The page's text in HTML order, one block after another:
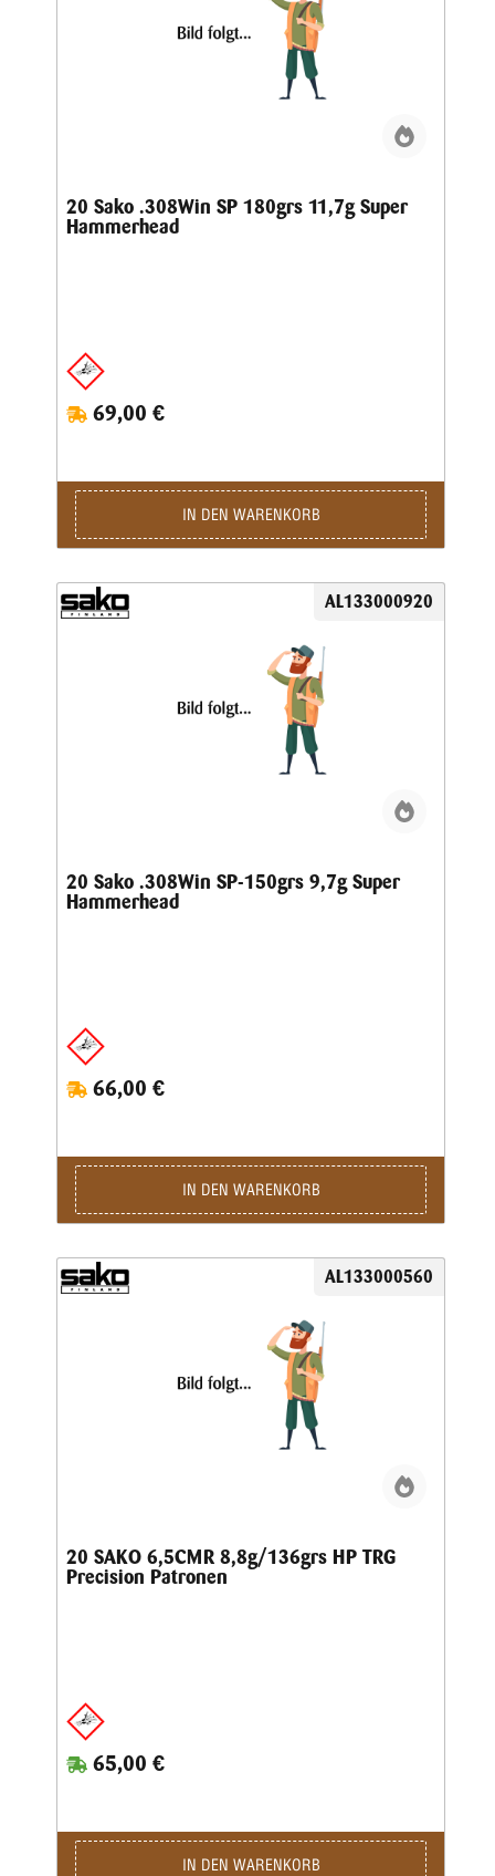
20 Sako .308Win SP 180grs 11,7g Super
Hammerhead
69,00 €
IN DEN WARENKORB
AL133000920
20 Sako .308Win SP-150grs 9,7g Super
Hammerhead
66,00 €
IN DEN WARENKORB
AL133000560
20 SAKO 6,5CMR 8,8g/136grs HP TRG
Precision Patronen
65,00 €
IN DEN WARENKORB